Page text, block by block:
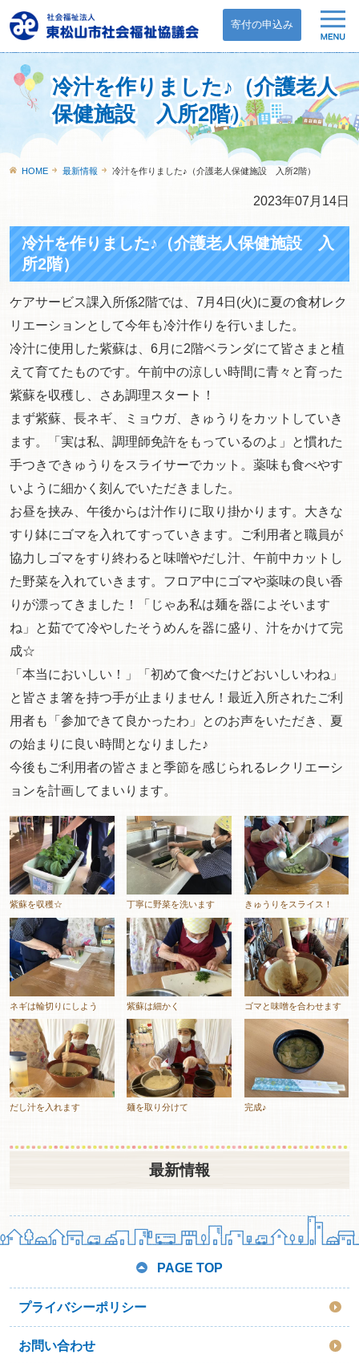
寄付の申込み
冷汁を作りました♪（介護老人
保健施設 入所2階）
HOME 最新情報 冷汁を作りました♪（介護老人保健施設 入所2階）
2023年07月14日
冷汁を作りました♪（介護老人保健施設 入
所2階）
ケアサービス課入所係2階では、7月4日(火)に夏の食材レク
リエーションとして今年も冷汁作りを行いました。
冷汁に使用した紫蘇は、6月に2階ベランダにて皆さまと植
えて育てたものです。午前中の涼しい時間に青々と育った
紫蘇を収穫し、さあ調理スタート！
まず紫蘇、長ネギ、ミョウガ、きゅうりをカットしていき
ます。「実は私、調理師免許をもっているのよ」と慣れた
手つきできゅうりをスライサーでカット。薬味も食べやす
いように細かく刻んでいただきました。
お昼を挟み、午後からは汁作りに取り掛かります。大きな
すり鉢にゴマを入れてすっていきます。ご利用者と職員が
協力しゴマをすり終わると味噌やだし汁、午前中カットし
た野菜を入れていきます。フロア中にゴマや薬味の良い香
りが漂ってきました！「じゃあ私は麺を器によそいます
ね」と茹でて冷やしたそうめんを器に盛り、汁をかけて完
成☆
「本当においしい！」「初めて食べたけどおいしいわね」
と皆さま箸を持つ手が止まりません！最近入所されたご利
用者も「参加できて良かったわ」とのお声をいただき、夏
の始まりに良い時間となりました♪
今後もご利用者の皆さまと季節を感じられるレクリエーシ
ョンを計画してまいります。
紫蘇を収穫☆ 丁寧に野菜を洗います きゅうりをスライス！
ネギは輪切りにしよう 紫蘇は細かく ゴマと味噌を合わせます
だし汁を入れます 麺を取り分けて 完成♪
最新情報
PAGE TOP
プライバシーポリシー
お問い合わせ